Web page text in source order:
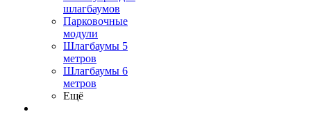
шлагбаумов
Парковочные
модули
Шлагбаумы 5
метров
Шлагбаумы 6
метров
Ещё